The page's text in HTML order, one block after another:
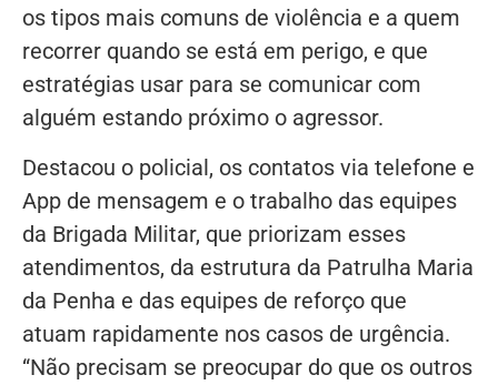
os tipos mais comuns de violência e a quem
recorrer quando se está em perigo, e que
estratégias usar para se comunicar com
alguém estando próximo o agressor.
Destacou o policial, os contatos via telefone e
App de mensagem e o trabalho das equipes
da Brigada Militar, que priorizam esses
atendimentos, da estrutura da Patrulha Maria
da Penha e das equipes de reforço que
atuam rapidamente nos casos de urgência.
“Não precisam se preocupar do que os outros